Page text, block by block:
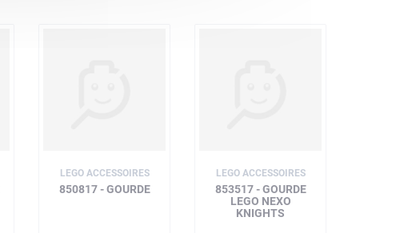
LEGO ACCESSOIRES
850817 - GOURDE
LEGO ACCESSOIRES
853517 - GOURDE
LEGO NEXO
KNIGHTS